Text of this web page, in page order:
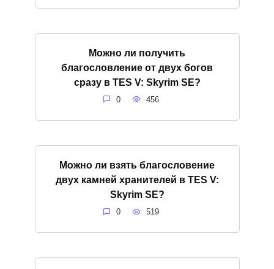
Можно ли получить
благословление от двух богов
сразу в TES V: Skyrim SE?
0 456
Можно ли взять благословение
двух камней хранителей в TES V:
Skyrim SE?
0 519